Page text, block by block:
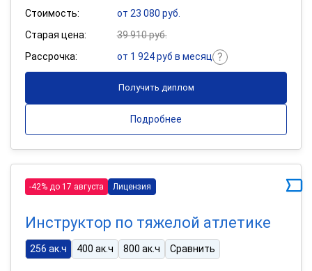
Стоимость:
от 23 080 руб.
Старая цена:
39 910 руб.
Рассрочка:
от 1 924 руб в месяц
Получить диплом
Подробнее
-42% до 17 августа Лицензия
Инструктор по тяжелой атлетике
256 ак.ч 400 ак.ч 800 ак.ч Сравнить